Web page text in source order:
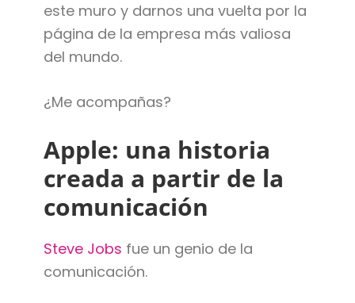
este muro y darnos una vuelta por la
página de la empresa más valiosa
del mundo.
¿Me acompañas?
Apple: una historia
creada a partir de la
comunicación
Steve Jobs fue un genio de la
comunicación.